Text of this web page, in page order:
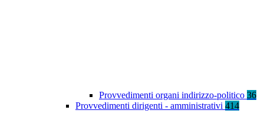
Provvedimenti organi indirizzo-politico 36
Provvedimenti dirigenti - amministrativi 414